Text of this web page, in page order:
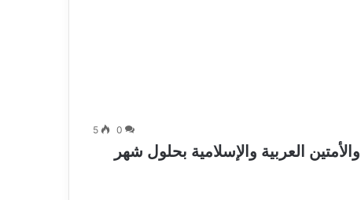
0
5
العربية والإسلامية بحلول شهر